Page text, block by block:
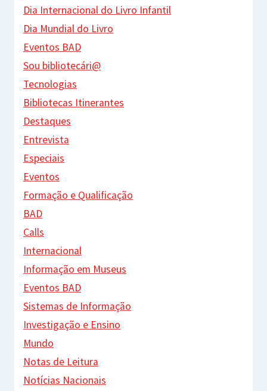
Dia Internacional do Livro Infantil
Dia Mundial do Livro
Eventos BAD
Sou bibliotecári@
Tecnologias
Bibliotecas Itinerantes
Destaques
Entrevista
Especiais
Eventos
Formação e Qualificação
BAD
Calls
Internacional
Informação em Museus
Eventos BAD
Sistemas de Informação
Investigação e Ensino
Mundo
Notas de Leitura
Notícias Nacionais